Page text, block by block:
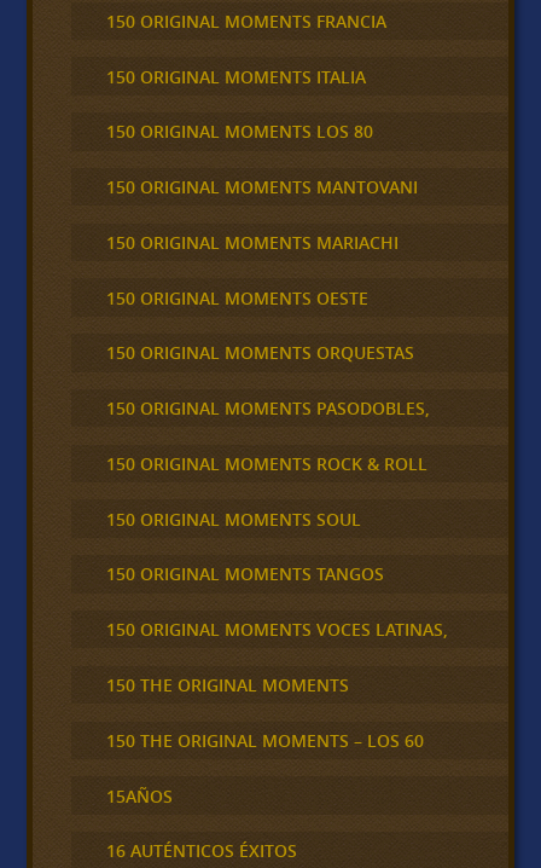
150 ORIGINAL MOMENTS FRANCIA
150 ORIGINAL MOMENTS ITALIA
150 ORIGINAL MOMENTS LOS 80
150 ORIGINAL MOMENTS MANTOVANI
150 ORIGINAL MOMENTS MARIACHI
150 ORIGINAL MOMENTS OESTE
150 ORIGINAL MOMENTS ORQUESTAS
150 ORIGINAL MOMENTS PASODOBLES,
150 ORIGINAL MOMENTS ROCK & ROLL
150 ORIGINAL MOMENTS SOUL
150 ORIGINAL MOMENTS TANGOS
150 ORIGINAL MOMENTS VOCES LATINAS,
150 THE ORIGINAL MOMENTS
150 THE ORIGINAL MOMENTS – LOS 60
15AÑOS
16 AUTÉNTICOS ÉXITOS